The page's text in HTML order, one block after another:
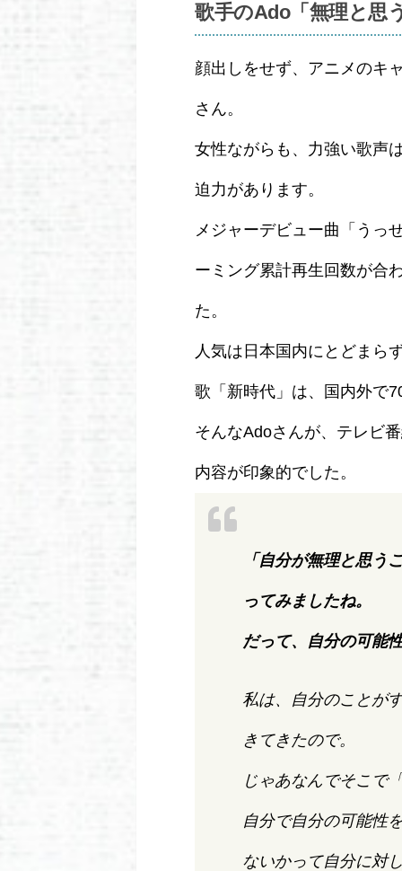
歌手のAdo「無理と思
顔出しをせず、アニメのキ
さん。
女性ながらも、力強い歌声
迫力があります。
メジャーデビュー曲「うっ
ーミング累計再生回数が合
た。
人気は日本国内にとどまら
歌「新時代」は、国内外で
そんなAdoさんが、テレビ
内容が印象的でした。
「自分が無理と思う
ってみましたね。
だって、自分の可能
私は、自分のことが
きてきたので。
じゃあなんでそこで
自分で自分の可能性
ないかって自分に対